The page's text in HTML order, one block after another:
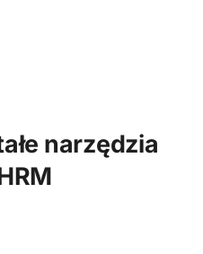
narzędzia